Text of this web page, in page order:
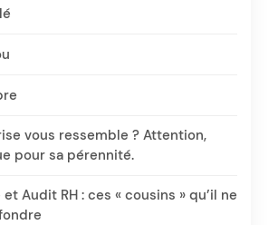
vous ressemble ? Attention,
pour sa pérennité.
Audit RH : ces « cousins » qu’il ne